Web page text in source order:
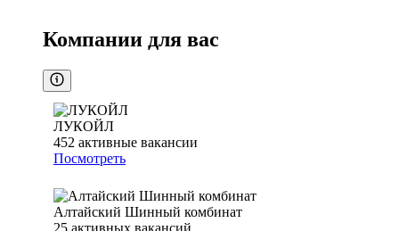
Компании для вас
ЛУКОЙЛ
452 активные вакансии
Посмотреть
Алтайский Шинный комбинат